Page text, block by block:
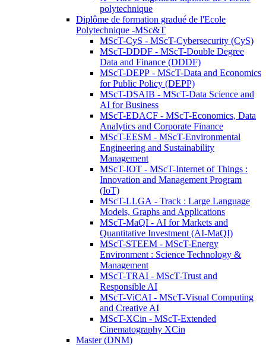
polytechnique
Diplôme de formation gradué de l'Ecole
Polytechnique -MSc&T
MScT-CyS - MScT-Cybersecurity (CyS)
MScT-DDDF - MScT-Double Degree
Data and Finance (DDDF)
MScT-DEPP - MScT-Data and Economics
for Public Policy (DEPP)
MScT-DSAIB - MScT-Data Science and
AI for Business
MScT-EDACF - MScT-Economics, Data
Analytics and Corporate Finance
MScT-EESM - MScT-Environmental
Engineering and Sustainability
Management
MScT-IOT - MScT-Internet of Things :
Innovation and Management Program
(IoT)
MScT-LLGA - Track : Large Language
Models, Graphs and Applications
MScT-MaQI - AI for Markets and
Quantitative Investment (AI-MaQI)
MScT-STEEM - MScT-Energy
Environment : Science Technology &
Management
MScT-TRAI - MScT-Trust and
Responsible AI
MScT-ViCAI - MScT-Visual Computing
and Creative AI
MScT-XCin - MScT-Extended
Cinematography XCin
Master (DNM)